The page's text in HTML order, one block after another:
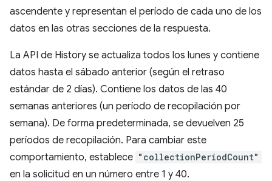
ascendente y representan el período de cada uno de los
datos en las otras secciones de la respuesta.
La API de History se actualiza todos los lunes y contiene
datos hasta el sábado anterior (según el retraso
estándar de 2 días). Contiene los datos de las 40
semanas anteriores (un período de recopilación por
semana). De forma predeterminada, se devuelven 25
períodos de recopilación. Para cambiar este
comportamiento, establece "collectionPeriodCount"
en la solicitud en un número entre 1 y 40.